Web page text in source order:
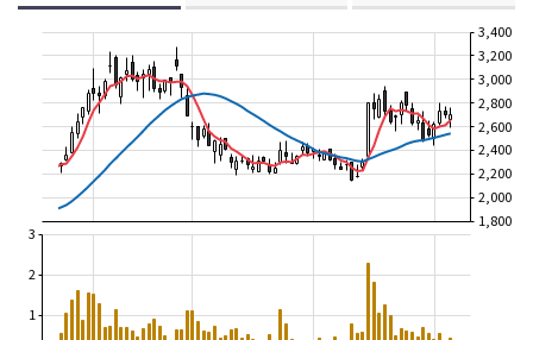
1,800
2,000
2,200
2,400
2,600
2,800
3,000
3,200
3,400
1
2
3